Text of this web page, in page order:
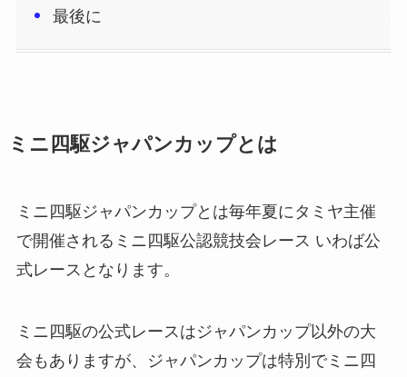
最後に
ミニ四駆ジャパンカップとは
ミニ四駆ジャパンカップとは毎年夏にタミヤ主催
で開催されるミニ四駆公認競技会レース いわば公
式レースとなります。
ミニ四駆の公式レースはジャパンカップ以外の大
会もありますが、ジャパンカップは特別でミニ四